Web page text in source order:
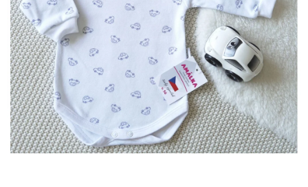
HODNOCENÍ OBCHODU
Kontakty Proč AMÁLKA?
Doprava a platba
Tabulka velikostí
Postup pro vrácení a výměnu
Velkoobchod
Obchodní podmínky
Podmínky ochrany osobních údajů
Blog